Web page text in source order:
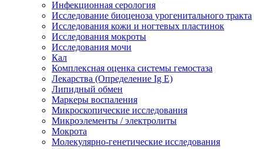
Инфекционная серология
Исследование биоценоза урогенитального тракта
Исследования кожи и ногтевых пластинок
Исследования мокроты
Исследования мочи
Кал
Комплексная оценка системы гемостаза
Лекарства (Определение Ig E)
Липидный обмен
Маркеры воспаления
Микроскопические исследования
Микроэлементы / электролиты
Мокрота
Молекулярно-генетические исследования